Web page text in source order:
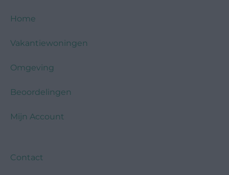
Home
Vakantiewoningen
Omgeving
Beoordelingen
Mijn Account
Contact